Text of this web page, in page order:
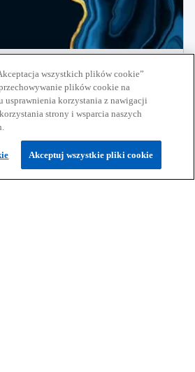
Prawne
Law świadczy usługi
na rzecz krajowych oraz
wszystkich plików cookie”
plików cookie na
usprawnienia korzystania z nawigacji
strony i wsparcia naszych
Akceptuj wszystkie pliki cookie